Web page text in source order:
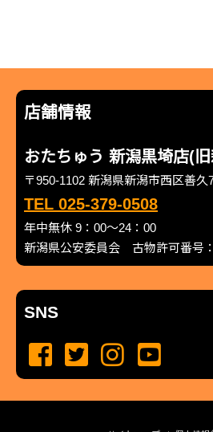
店舗情報
おたちゅう 新潟黒埼店(
〒950-1102 新潟県新潟市西区善久
TEL 025-379-0508
年中無休 9：00～24：00
新潟県公安委員会 古物許可番号
SNS